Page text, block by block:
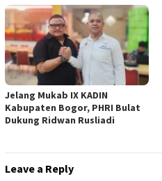
Jelang Mukab IX KADIN
Kabupaten Bogor, PHRI Bulat
Dukung Ridwan Rusliadi
Leave a Reply